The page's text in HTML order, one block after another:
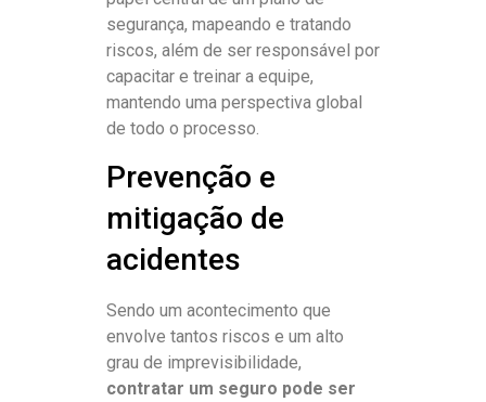
segurança, mapeando e tratando
riscos, além de ser responsável por
capacitar e treinar a equipe,
mantendo uma perspectiva global
de todo o processo.
Prevenção e
mitigação de
acidentes
Sendo um acontecimento que
envolve tantos riscos e um alto
grau de imprevisibilidade,
contratar um seguro pode ser